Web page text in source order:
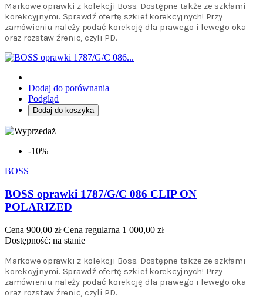
Markowe oprawki z kolekcji Boss. Dostępne także ze szkłami
korekcyjnymi. Sprawdź ofertę szkieł korekcyjnych! Przy
zamówieniu należy podać korekcję dla prawego i lewego oka
oraz rozstaw źrenic, czyli PD.
Dodaj do porównania
Podgląd
Dodaj do koszyka
-10%
BOSS
BOSS oprawki 1787/G/C 086 CLIP ON
POLARIZED
Cena 900,00 zł Cena regularna 1 000,00 zł
Dostępność: na stanie
Markowe oprawki z kolekcji Boss. Dostępne także ze szkłami
korekcyjnymi. Sprawdź ofertę szkieł korekcyjnych! Przy
zamówieniu należy podać korekcję dla prawego i lewego oka
oraz rozstaw źrenic, czyli PD.